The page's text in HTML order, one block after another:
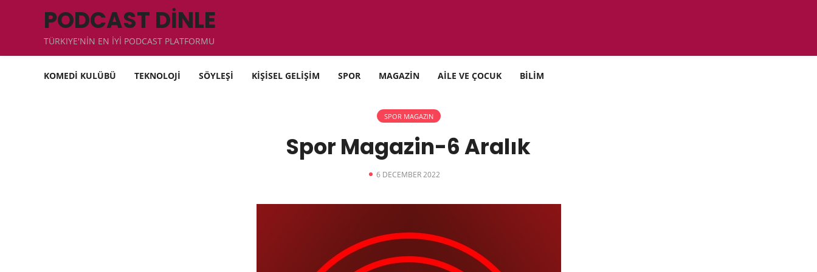
PODCAST DİNLE
TÜRKIYE'NİN EN İYİ PODCAST PLATFORMU
KOMEDİ KULÜBÜ TEKNOLOJİ SÖYLEŞİ KİŞİSEL GELİŞİM SPOR MAGAZİN AİLE VE ÇOCUK BİLİM
SPOR MAGAZIN
Spor Magazin-6 Aralık
6 DECEMBER 2022